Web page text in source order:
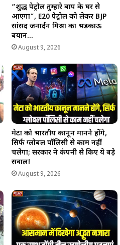
“शुद्ध पेट्रोल तुम्हारे बाप के घर से
आएगा”, E20 पेट्रोल को लेकर BJP
सांसद जनार्दन मिश्रा का भड़काऊ
बयान…
August 9, 2026
मेटा को भारतीय कानून मानने होंगे,
सिर्फ ग्लोबल पॉलिसी से काम नहीं
चलेगा; सरकार ने कंपनी से किए ये बड़े
सवाल!
August 9, 2026